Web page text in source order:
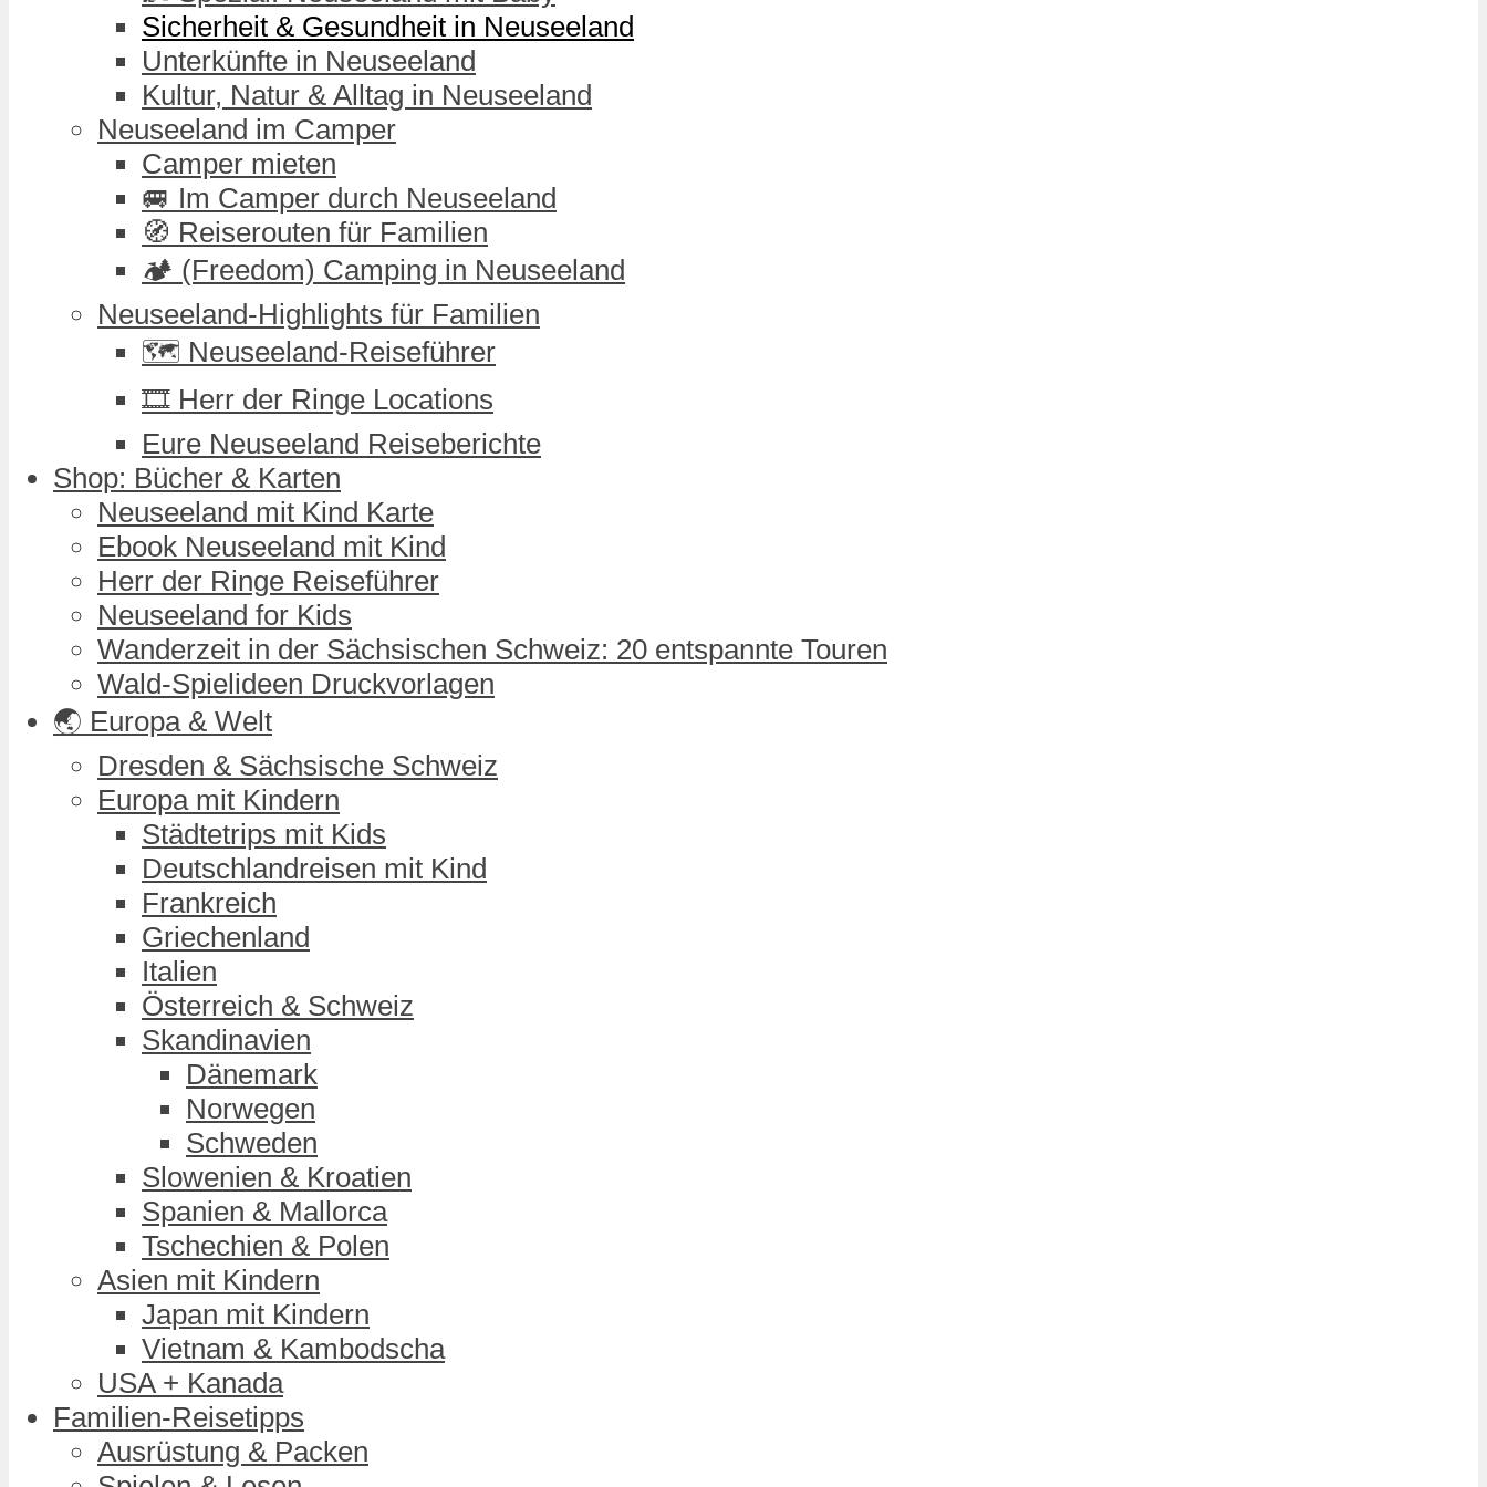
Sicherheit & Gesundheit in Neuseeland
Unterkünfte in Neuseeland
Kultur, Natur & Alltag in Neuseeland
Neuseeland im Camper
Camper mieten
🚐 Im Camper durch Neuseeland
🧭 Reiserouten für Familien
🏕️ (Freedom) Camping in Neuseeland
Neuseeland-Highlights für Familien
🗺️ Neuseeland-Reiseführer
🎞️ Herr der Ringe Locations
Eure Neuseeland Reiseberichte
Shop: Bücher & Karten
Neuseeland mit Kind Karte
Ebook Neuseeland mit Kind
Herr der Ringe Reiseführer
Neuseeland for Kids
Wanderzeit in der Sächsischen Schweiz: 20 entspannte Touren
Wald-Spielideen Druckvorlagen
🌏 Europa & Welt
Dresden & Sächsische Schweiz
Europa mit Kindern
Städtetrips mit Kids
Deutschlandreisen mit Kind
Frankreich
Griechenland
Italien
Österreich & Schweiz
Skandinavien
Dänemark
Norwegen
Schweden
Slowenien & Kroatien
Spanien & Mallorca
Tschechien & Polen
Asien mit Kindern
Japan mit Kindern
Vietnam & Kambodscha
USA + Kanada
Familien-Reisetipps
Ausrüstung & Packen